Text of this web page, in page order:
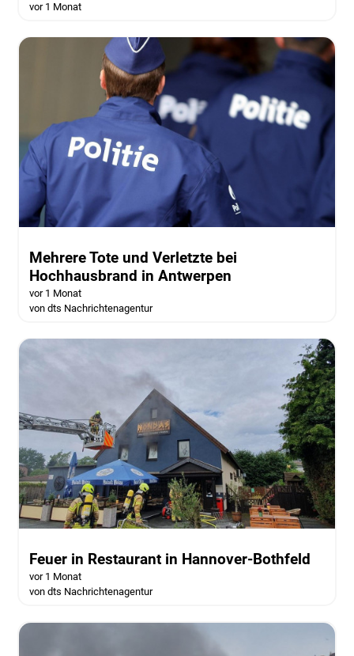
vor 1 Monat
Mehrere Tote und Verletzte bei
Hochhausbrand in Antwerpen
vor 1 Monat
von dts Nachrichtenagentur
Feuer in Restaurant in Hannover-Bothfeld
vor 1 Monat
von dts Nachrichtenagentur